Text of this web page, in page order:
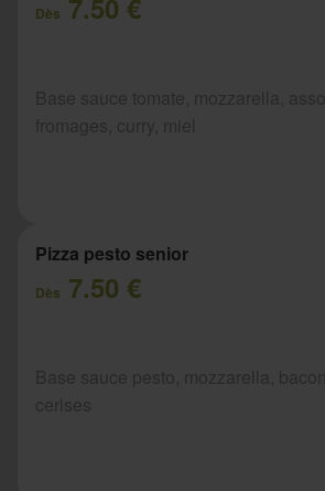
Dès 7.50 €
Pizza pesto senior
Dès 7.50 €